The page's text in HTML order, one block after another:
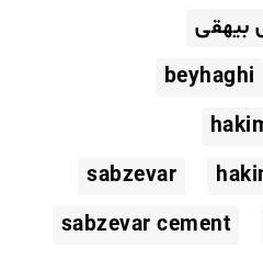
beyhaghi
sabzevar
sabzevar cement